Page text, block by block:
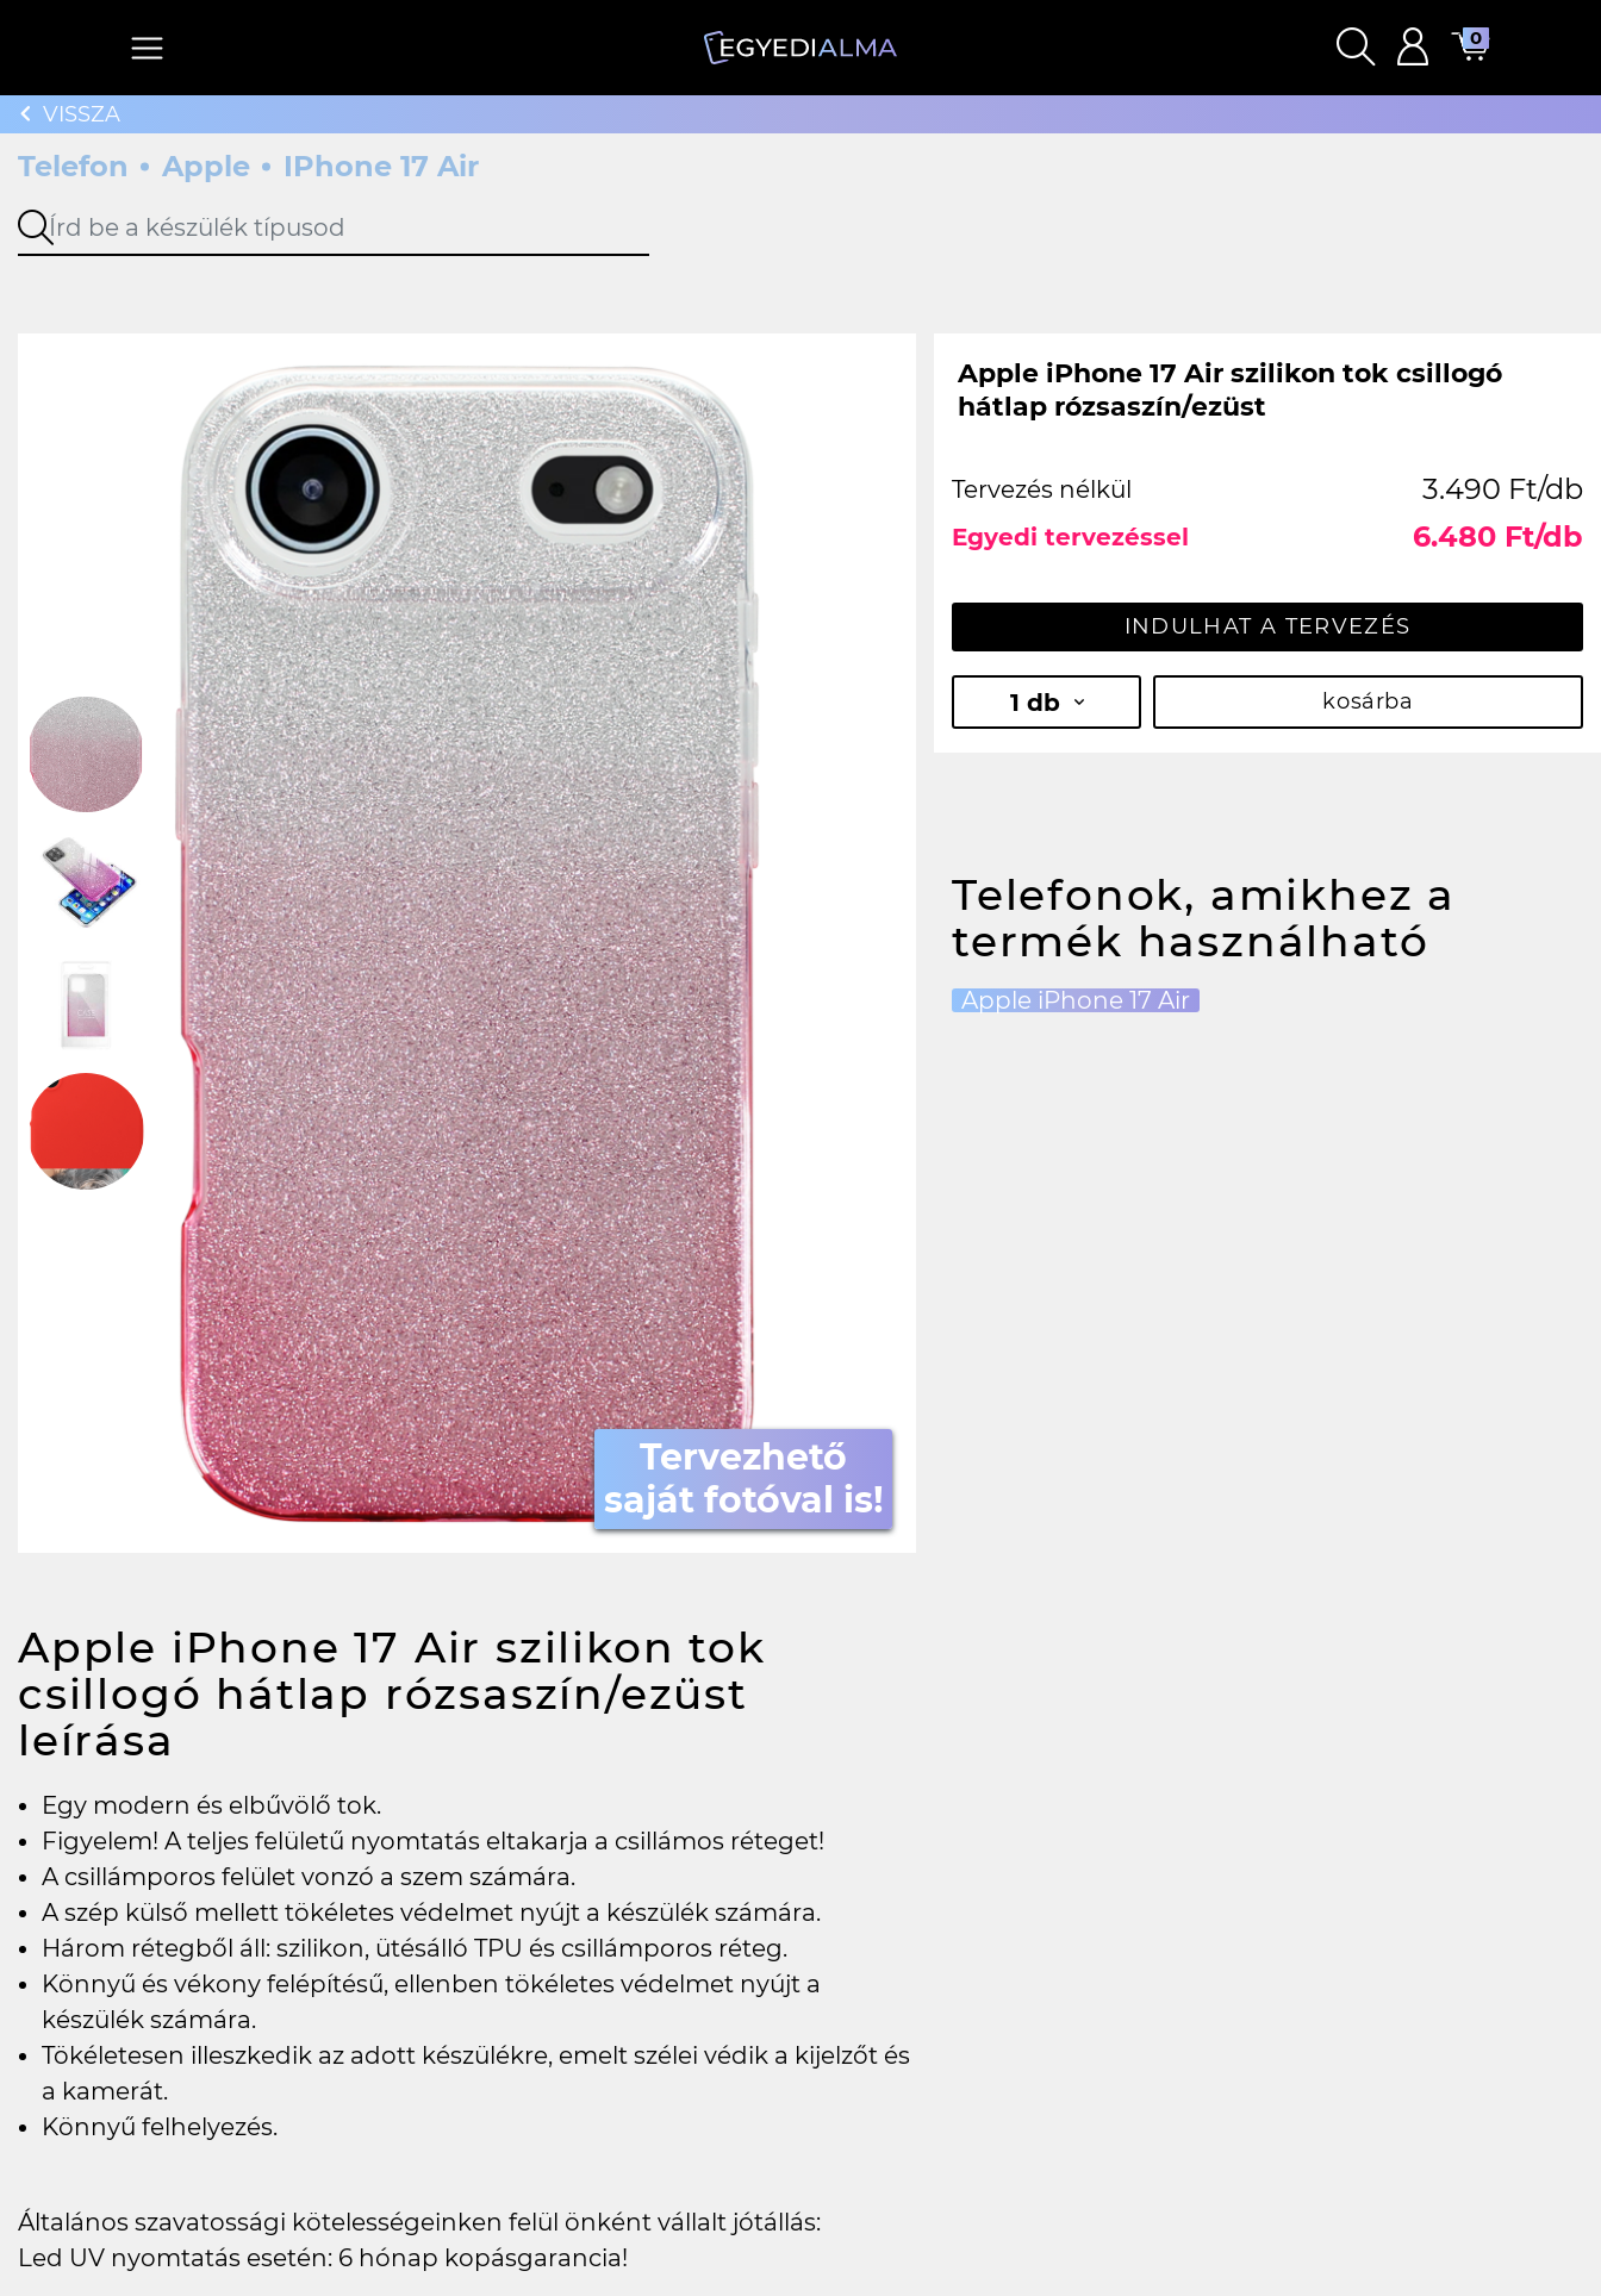
0
VISSZA
Telefon Apple IPhone 17 Air
Tervezhető
saját fotóval is!
Apple iPhone 17 Air szilikon tok
csillogó hátlap rózsaszín/ezüst
leírása
Egy modern és elbűvölő tok.
Figyelem! A teljes felületű nyomtatás eltakarja a csillámos réteget!
A csillámporos felület vonzó a szem számára.
A szép külső mellett tökéletes védelmet nyújt a készülék számára.
Három rétegből áll: szilikon, ütésálló TPU és csillámporos réteg.
Könnyű és vékony felépítésű, ellenben tökéletes védelmet nyújt a
készülék számára.
Tökéletesen illeszkedik az adott készülékre, emelt szélei védik a kijelzőt és
a kamerát.
Könnyű felhelyezés.
Általános szavatossági kötelességeinken felül önként vállalt jótállás:
Led UV nyomtatás esetén: 6 hónap kopásgarancia!
Apple iPhone 17 Air szilikon tok csillogó
hátlap rózsaszín/ezüst
Tervezés nélkül 3.490 Ft/db
Egyedi tervezéssel 6.480 Ft/db
INDULHAT A TERVEZÉS
1 db kosárba
Telefonok, amikhez a
termék használható
Apple iPhone 17 Air